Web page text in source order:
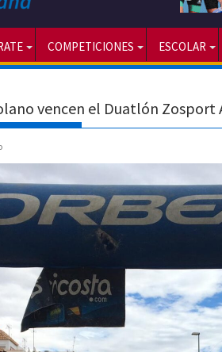
COMPETICIONES ESCOLAR
vencen el Duatlón